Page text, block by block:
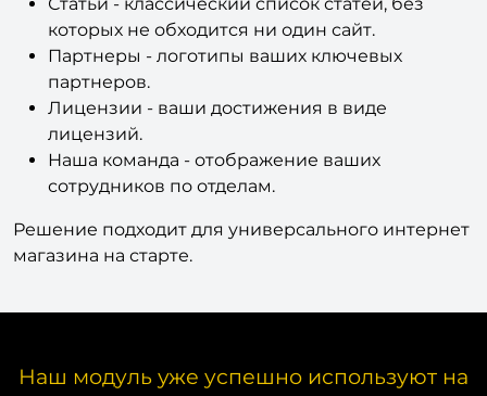
которых не обходится ни один сайт.
Статьи - классический список статей, без
которых не обходится ни один сайт.
Партнеры - логотипы ваших ключевых
партнеров.
Лицензии - ваши достижения в виде
лицензий.
Наша команда - отображение ваших
сотрудников по отделам.
Решение подходит для универсального интернет